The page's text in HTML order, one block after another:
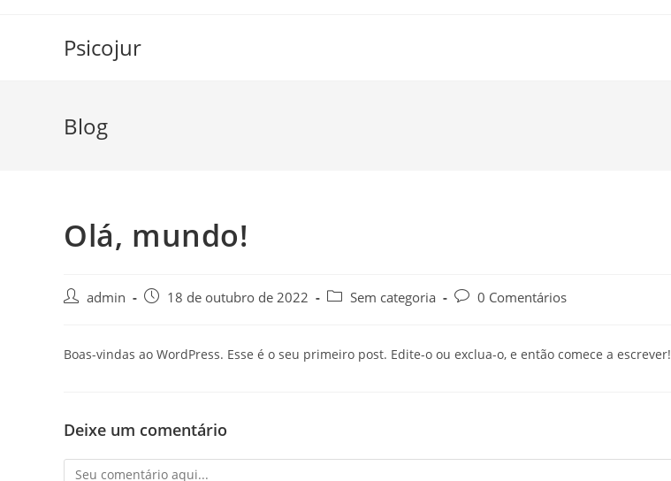
Psicojur
Blog
Olá, mundo!
admin 18 de outubro de 2022 Sem categoria 0 Comentários
Boas-vindas ao WordPress. Esse é o seu primeiro post. Edite-o ou exclua-o, e então comece a escrever!
Deixe um comentário